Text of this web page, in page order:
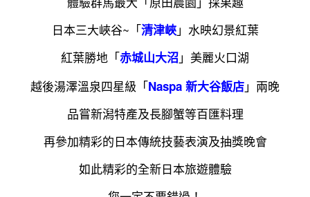
日本三大峽谷~「清津峽」水映幻景紅葉
紅葉勝地「赤城山大沼」美麗火口湖
越後湯澤溫泉四星級「Naspa 新大谷飯店」兩晚
品嘗新潟特產及長腳蟹等百匯料理
再參加精彩的日本傳統技藝表演及抽獎晚會
如此精彩的全新日本旅遊體驗